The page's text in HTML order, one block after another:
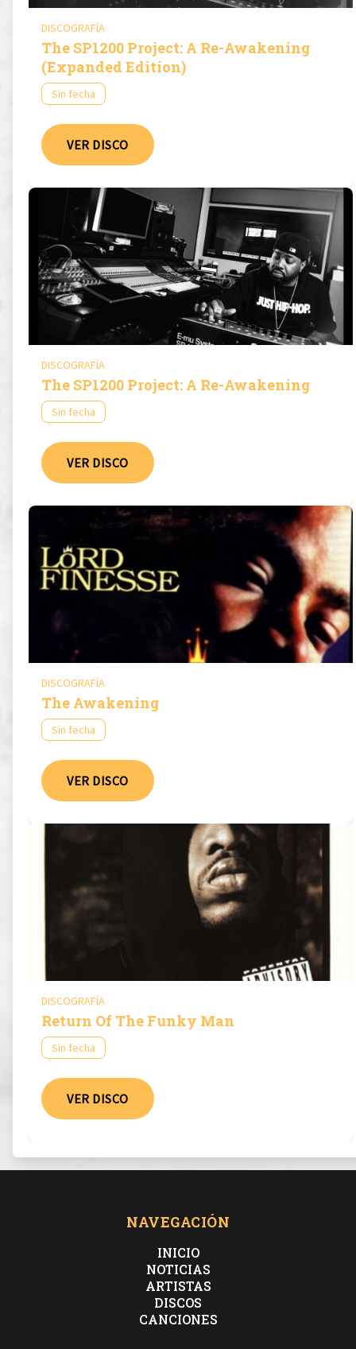
DISCOGRAFÍA
The SP1200 Project: A Re-Awakening
(Expanded Edition)
Sin fecha
VER DISCO
DISCOGRAFÍA
The SP1200 Project: A Re-Awakening
Sin fecha
VER DISCO
DISCOGRAFÍA
The Awakening
Sin fecha
VER DISCO
DISCOGRAFÍA
Return Of The Funky Man
Sin fecha
VER DISCO
NAVEGACIÓN
INICIO
NOTICIAS
ARTISTAS
DISCOS
CANCIONES